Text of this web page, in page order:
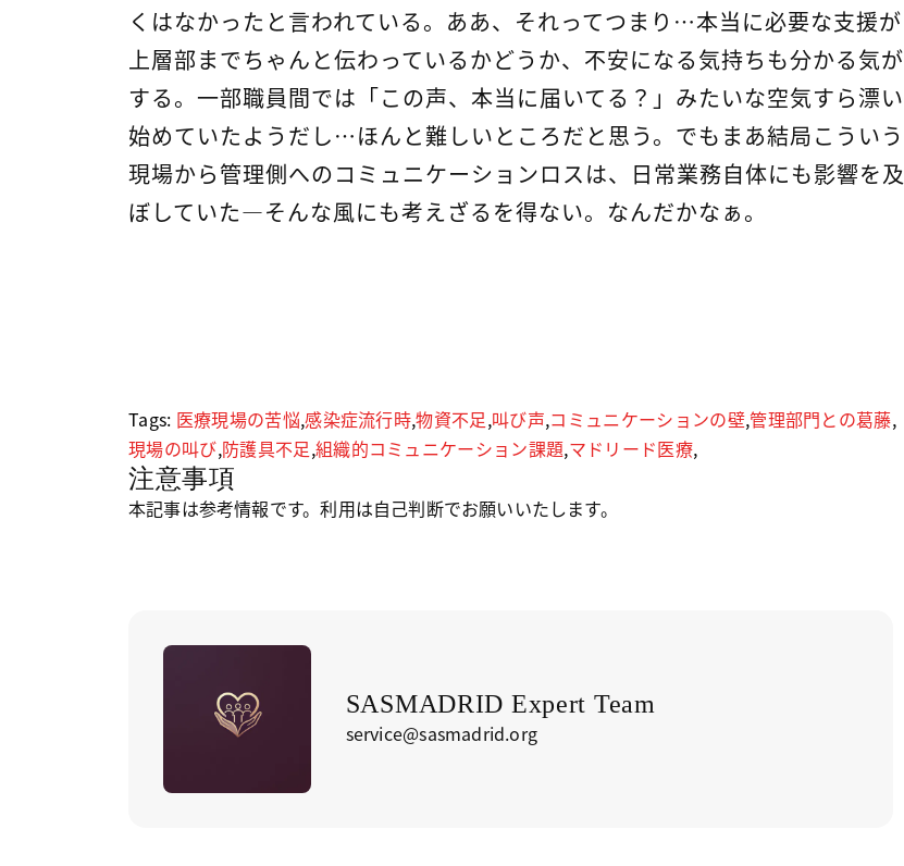
くはなかったと言われている。ああ、それってつまり…本当に必要な支援が
上層部までちゃんと伝わっているかどうか、不安になる気持ちも分かる気が
する。一部職員間では「この声、本当に届いてる？」みたいな空気すら漂い
始めていたようだし…ほんと難しいところだと思う。でもまあ結局こういう
現場から管理側へのコミュニケーションロスは、日常業務自体にも影響を及
ぼしていた―そんな風にも考えざるを得ない。なんだかなぁ。
Tags: 医療現場の苦悩,感染症流行時,物資不足,叫び声,コミュニケーションの壁,管理部門との葛藤,
現場の叫び,防護具不足,組織的コミュニケーション課題,マドリード医療,
注意事項
本記事は参考情報です。利用は自己判断でお願いいたします。
SASMADRID Expert Team
service@sasmadrid.org